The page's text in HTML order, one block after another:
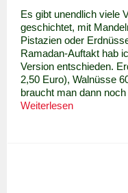
Es gibt unendlich viele
geschichtet, mit
Pistazien oder
Ramadan-Auftakt hab
Version entschieden.
2,50 Euro), Walnüsse
braucht man dann
WeiterlesenBaklawa